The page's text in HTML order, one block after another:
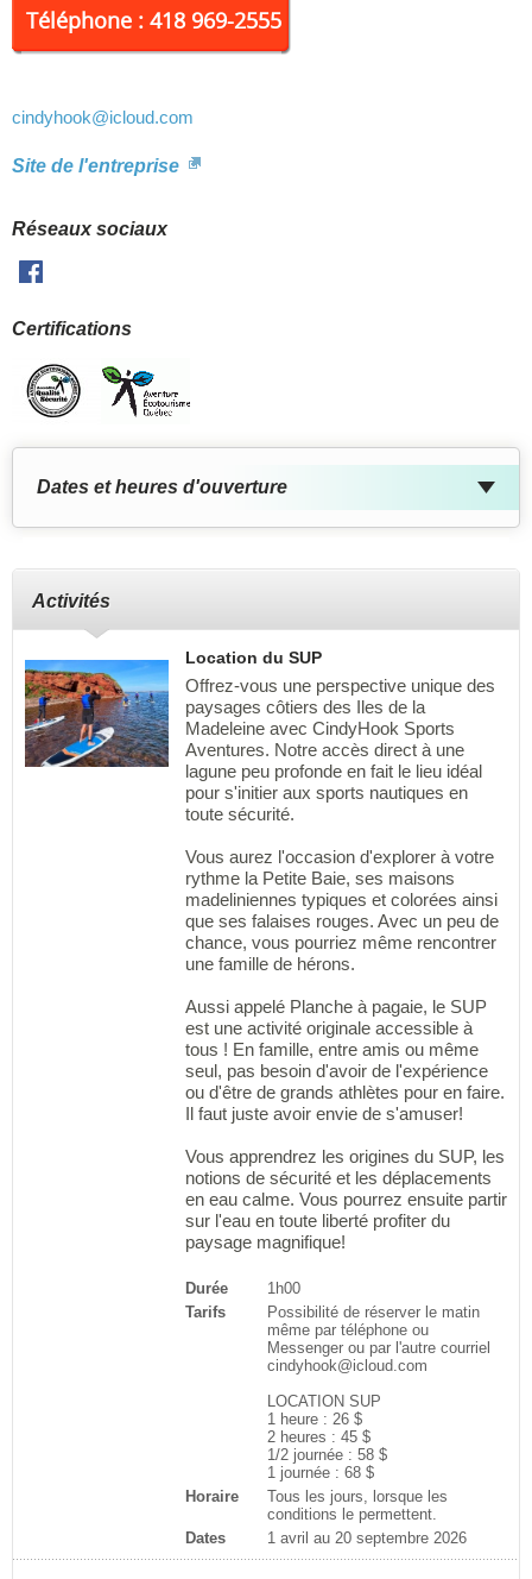
réserver : 418 969-2555 ou par courriel
Téléphone : 418 969-2555
cindyhook@icloud.com
Site de l'entreprise
Réseaux sociaux
Certifications
Dates et heures d'ouverture
Activités
Location du SUP
Offrez-vous une perspective unique des
paysages côtiers des Iles de la
Madeleine avec CindyHook Sports
Aventures. Notre accès direct à une
lagune peu profonde en fait le lieu idéal
pour s'initier aux sports nautiques en
toute sécurité.
Vous aurez l'occasion d'explorer à votre
rythme la Petite Baie, ses maisons
madeliniennes typiques et colorées ainsi
que ses falaises rouges. Avec un peu de
chance, vous pourriez même rencontrer
une famille de hérons.
Aussi appelé Planche à pagaie, le SUP
est une activité originale accessible à
tous ! En famille, entre amis ou même
seul, pas besoin d'avoir de l'expérience
ou d'être de grands athlètes pour en faire.
Il faut juste avoir envie de s'amuser!
Vous apprendrez les origines du SUP, les
notions de sécurité et les déplacements
en eau calme. Vous pourrez ensuite partir
sur l'eau en toute liberté profiter du
paysage magnifique!
Durée
1h00
Tarifs
Possibilité de réserver le matin
même par téléphone ou
Messenger ou par l'autre courriel
cindyhook@icloud.com
LOCATION SUP
1 heure : 26 $
2 heures : 45 $
1/2 journée : 58 $
1 journée : 68 $
Horaire
Tous les jours, lorsque les
conditions le permettent.
Dates
1 avril au 20 septembre 2026